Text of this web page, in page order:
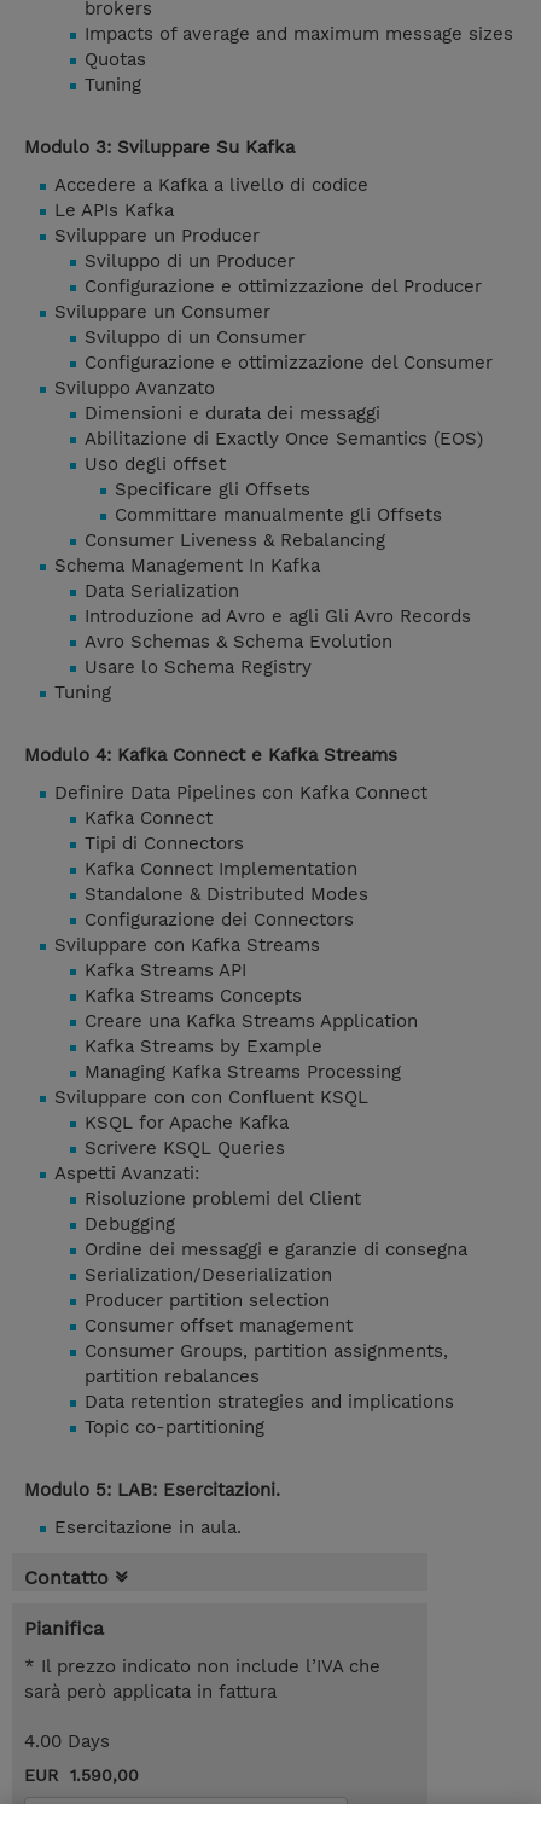
brokers
Impacts of average and maximum message sizes
Quotas
Tuning
Modulo 3: Sviluppare Su Kafka
Accedere a Kafka a livello di codice
Le APIs Kafka
Sviluppare un Producer
Sviluppo di un Producer
Configurazione e ottimizzazione del Producer
Sviluppare un Consumer
Sviluppo di un Consumer
Configurazione e ottimizzazione del Consumer
Sviluppo Avanzato
Dimensioni e durata dei messaggi
Abilitazione di Exactly Once Semantics (EOS)
Uso degli offset
Specificare gli Offsets
Committare manualmente gli Offsets
Consumer Liveness & Rebalancing
Schema Management In Kafka
Data Serialization
Introduzione ad Avro e agli Gli Avro Records
Avro Schemas & Schema Evolution
Usare lo Schema Registry
Tuning
Modulo 4: Kafka Connect e Kafka Streams
Definire Data Pipelines con Kafka Connect
Kafka Connect
Tipi di Connectors
Kafka Connect Implementation
Standalone & Distributed Modes
Configurazione dei Connectors
Sviluppare con Kafka Streams
Kafka Streams API
Kafka Streams Concepts
Creare una Kafka Streams Application
Kafka Streams by Example
Managing Kafka Streams Processing
Sviluppare con con Confluent KSQL
KSQL for Apache Kafka
Scrivere KSQL Queries
Aspetti Avanzati:
Risoluzione problemi del Client
Debugging
Ordine dei messaggi e garanzie di consegna
Serialization/Deserialization
Producer partition selection
Consumer offset management
Consumer Groups, partition assignments,
partition rebalances
Data retention strategies and implications
Topic co-partitioning
Modulo 5: LAB: Esercitazioni.
Esercitazione in aula.
Contatto
Pianifica
* Il prezzo indicato non include l’IVA che
sarà però applicata in fattura
4.00 Days
EUR 1.590,00